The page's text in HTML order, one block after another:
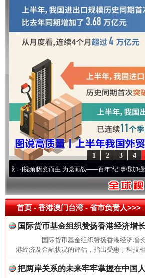
4
3
2
1
视频]因党而生 为党而战——百年“纪”事⑧加强纪律..·[
首页- 香港澳门台湾 -省市负责人>>>
国际货币基金组织赞扬香港经济增
国际货币基金组织赞扬香港经济增
港经济及金融状况的评估，指出受惠于科技
把两岸关系的未来牢牢掌握在中国